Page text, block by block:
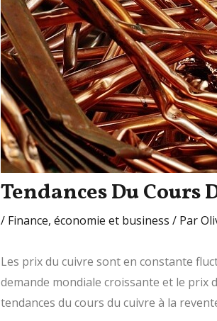
Tendances Du Cours
/ Finance, économie et business / Par
Les prix du cuivre sont en constante
demande mondiale croissante et le prix
tendances du cours du cuivre à la